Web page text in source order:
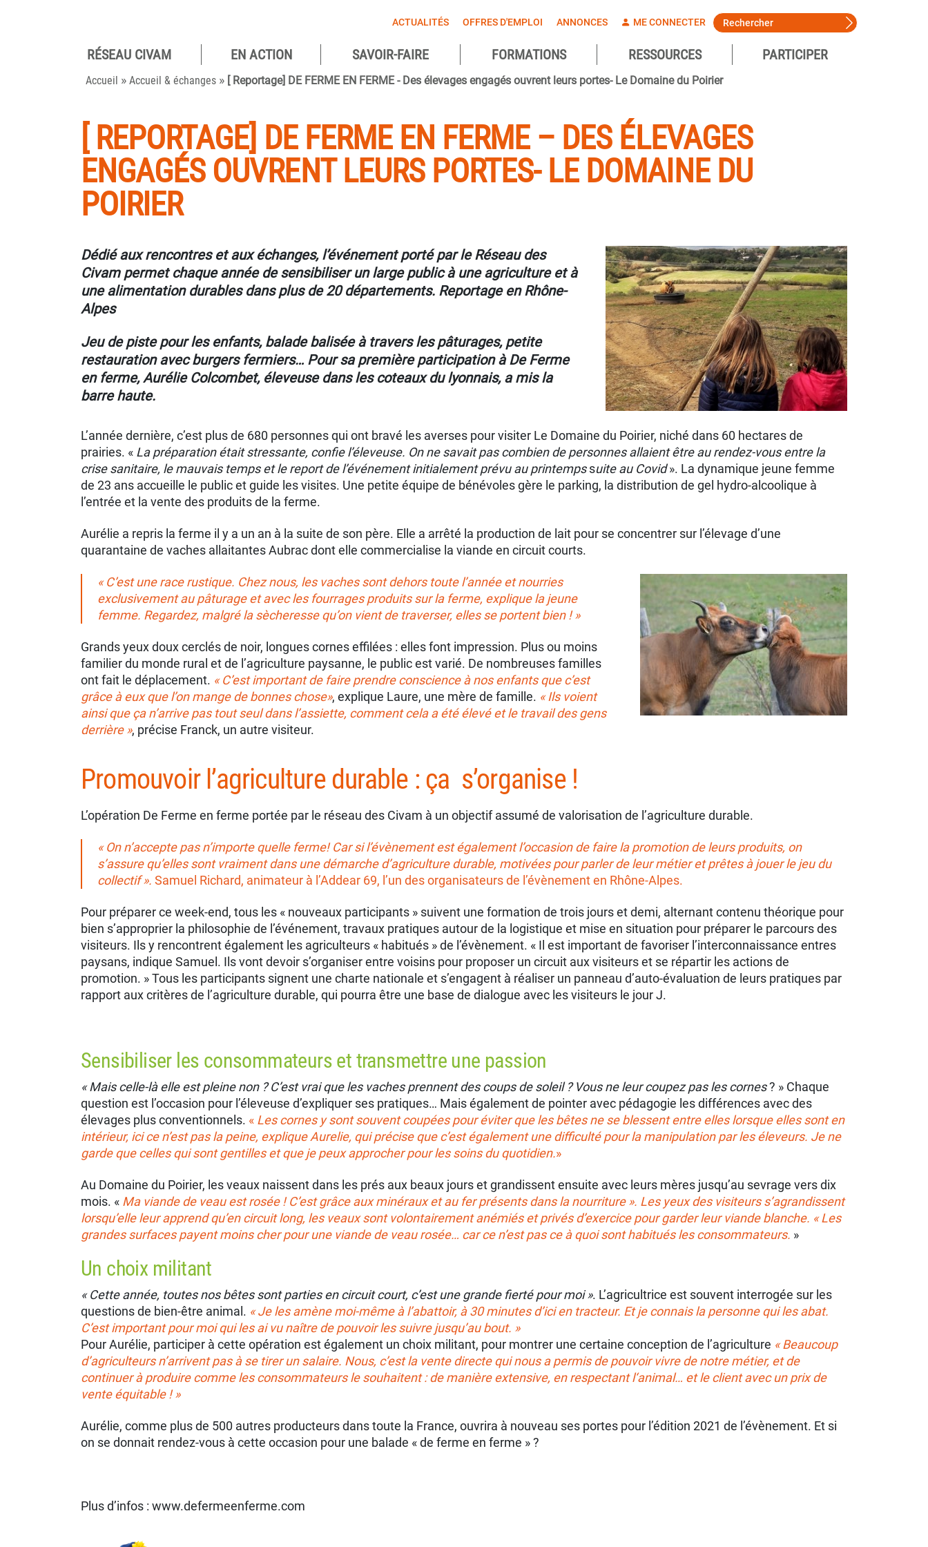
ACTUALITÉS OFFRES D'EMPLOI ANNONCES ME CONNECTER
Pour des
campagnes
vivantes
RÉSEAU CIVAM EN ACTION SAVOIR-FAIRE FORMATIONS RESSOURCES PARTICIPER
Accueil » Accueil & échanges » [ Reportage] DE FERME EN FERME - Des élevages engagés ouvrent leurs portes- Le Domaine du Poirier
[ REPORTAGE] DE FERME EN FERME – DES ÉLEVAGES
ENGAGÉS OUVRENT LEURS PORTES- LE DOMAINE DU
POIRIER
Dédié aux rencontres et aux échanges, l’événement porté par le Réseau des
Civam permet chaque année de sensibiliser un large public à une agriculture et à
une alimentation durables dans plus de 20 départements. Reportage en Rhône-
Alpes
Jeu de piste pour les enfants, balade balisée à travers les pâturages, petite
restauration avec burgers fermiers… Pour sa première participation à De Ferme
en ferme, Aurélie Colcombet, éleveuse dans les coteaux du lyonnais, a mis la
barre haute.
L’année dernière, c’est plus de 680 personnes qui ont bravé les averses pour visiter Le Domaine du Poirier, niché dans 60 hectares de
prairies. « La préparation était stressante, confie l’éleveuse. On ne savait pas combien de personnes allaient être au rendez-vous entre la
crise sanitaire, le mauvais temps et le report de l’événement initialement prévu au printempssuite au Covid». La dynamique jeune femme
de 23 ans accueille le public et guide les visites. Une petite équipe de bénévoles gère le parking, la distribution de gel hydro-alcoolique à
l’entrée et la vente des produits de la ferme.
Aurélie a repris la ferme il y a un an à la suite de son père. Elle a arrêté la production de lait pour se concentrer sur l’élevage d’une
quarantaine de vaches allaitantes Aubrac dont elle commercialise la viande en circuit courts.
« C’est une race rustique. Chez nous, les vaches sont dehors toute l’année et nourries
exclusivement au pâturage et avec les fourrages produits sur la ferme, explique la jeune
femme. Regardez, malgré la sècheresse qu’on vient de traverser, elles se portent bien ! »
Grands yeux doux cerclés de noir, longues cornes effilées : elles font impression. Plus ou moins
familier du monde rural et de l’agriculture paysanne, le public est varié. De nombreuses familles
ont fait le déplacement. « C’est important de faire prendre conscience à nos enfants que c’est
grâce à eux que l’on mange de bonnes chose», explique Laure, une mère de famille. « Ils voient
ainsi que ça n’arrive pas tout seul dans l’assiette, comment cela a été élevé et le travail des gens
derrière », précise Franck, un autre visiteur.
Promouvoir l’agriculture durable : ça s’organise !
L’opération De Ferme en ferme portée par le réseau des Civam à un objectif assumé de valorisation de l’agriculture durable.
« On n’accepte pas n’importe quelle ferme! Car si l’évènement est également l’occasion de faire la promotion de leurs produits, on
s’assure qu’elles sont vraiment dans une démarche d’agriculture durable, motivées pour parler de leur métier et prêtes à jouer le jeu du
collectif ». Samuel Richard, animateur à l’Addear 69, l’un des organisateurs de l’évènement en Rhône-Alpes.
Pour préparer ce week-end, tous les « nouveaux participants » suivent une formation de trois jours et demi, alternant contenu théorique pour
bien s’approprier la philosophie de l’événement, travaux pratiques autour de la logistique et mise en situation pour préparer le parcours des
visiteurs. Ils y rencontrent également les agriculteurs « habitués » de l’évènement. « Il est important de favoriser l’interconnaissance entres
paysans, indique Samuel. Ils vont devoir s’organiser entre voisins pour proposer un circuit aux visiteurs et se répartir les actions de
promotion. » Tous les participants signent une charte nationale et s’engagent à réaliser un panneau d’auto-évaluation de leurs pratiques par
rapport aux critères de l’agriculture durable, qui pourra être une base de dialogue avec les visiteurs le jour J.
Sensibiliser les consommateurs et transmettre une passion
« Mais celle-là elle est pleine non ? C’est vrai que les vaches prennent des coups de soleil ? Vous ne leur coupez pas les cornes? » Chaque
question est l’occasion pour l’éleveuse d’expliquer ses pratiques… Mais également de pointer avec pédagogie les différences avec des
élevages plus conventionnels. « Lescornes y sont souvent coupées pour éviter que les bêtes ne se blessent entre elles lorsque elles sont en
intérieur, ici ce n’est pas la peine, explique Aurelie, qui précise que c’est également une difficulté pour la manipulation par les éleveurs. Je ne
garde que celles qui sont gentilles et que je peux approcher pour les soins du quotidien.»
Au Domaine du Poirier, les veaux naissent dans les prés aux beaux jours et grandissent ensuite avec leurs mères jusqu’au sevrage vers dix
mois. « Ma viande de veau est rosée ! C’est grâce aux minéraux et au fer présents dans la nourriture ». Les yeux des visiteurs s’agrandissent
lorsqu’elle leur apprend qu’en circuit long, les veaux sont volontairement anémiés et privés d’exercice pour garder leur viande blanche. « Les
grandes surfaces payent moins cher pour une viande de veau rosée… car ce n’est pas ce à quoi sont habitués les consommateurs. »
Un choix militant
« Cette année, toutes nos bêtes sont parties en circuit court, c’est une grande fierté pour moi ». L’agricultrice est souvent interrogée sur les
questions de bien-être animal. « Je les amène moi-même à l’abattoir, à 30 minutes d’ici en tracteur. Et je connais la personne qui les abat.
C’est important pour moi qui les ai vu naître de pouvoir les suivre jusqu’au bout. »
Pour Aurélie, participer à cette opération est également un choix militant, pour montrer une certaine conception de l’agriculture « Beaucoup
d’agriculteurs n’arrivent pas à se tirer un salaire. Nous, c’est la vente directe qui nous a permis de pouvoir vivre de notre métier, et de
continuer à produire comme les consommateurs le souhaitent : de manière extensive, en respectant l‘animal… et le client avec un prix de
vente équitable ! »
Aurélie, comme plus de 500 autres producteurs dans toute la France, ouvrira à nouveau ses portes pour l’édition 2021 de l’évènement. Et si
on se donnait rendez-vous à cette occasion pour une balade « de ferme en ferme » ?
Plus d’infos : www.defermeenferme.com